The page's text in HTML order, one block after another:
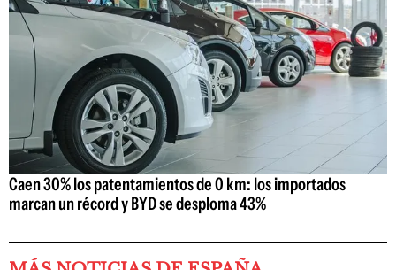
Caen 30% los patentamientos de 0 km: los importados
marcan un récord y BYD se desploma 43%